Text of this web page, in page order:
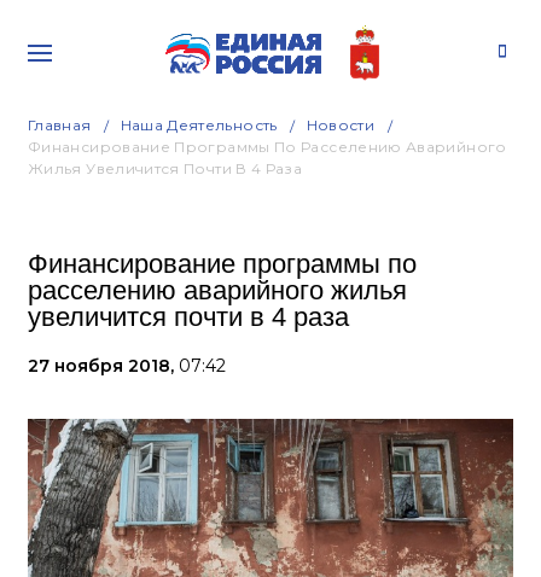
Главная Наша Деятельность
Новости
Финансирование Программы По Расселению Аварийного
Жилья Увеличится Почти В 4 Раза
Финансирование программы по
расселению аварийного жилья
увеличится почти в 4 раза
27 ноября 2018, 07:42